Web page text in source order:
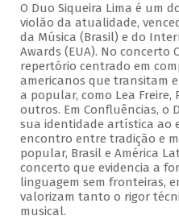
O Duo Siqueira Lima é um
violão da atualidade,
da Música (Brasil) e do
Awards (EUA). No concerto
repertório centrado em
americanos que transitam
a popular, como Lea
outros. Em Confluências, o
sua identidade artística ao
encontro entre tradição e
popular, Brasil e América
concerto que evidencia a
linguagem sem fronteiras,
valorizam tanto o rigor
musical.